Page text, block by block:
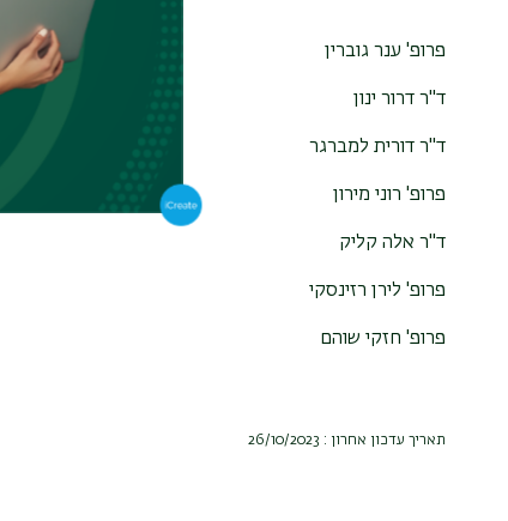
פרופ' ענר גוברין
ד"ר דרור ינון
ד"ר דורית למברגר
פרופ' רוני מירון
ד"ר אלה קליק
פרופ' לירן רזינסקי
פרופ' חזקי שוהם
תאריך עדכון אחרון : 26/10/2023